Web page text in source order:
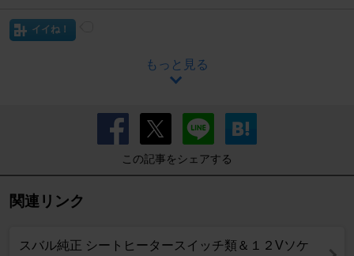
イイね！
もっと見る
この記事をシェアする
関連リンク
スバル純正 シートヒータースイッチ類＆１２Vソケ